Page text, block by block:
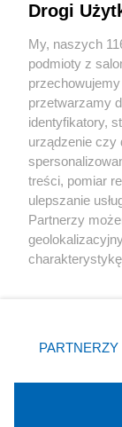
Sport
Kultura
X
Drogi
My, naszych
podmioty z
przetwarzamy
identyfikatory,
urządzenie czy
treści, pomiar
ulepszanie
Partnerzy
zmienić/
znajdujący się
rodzaje
użytkownika,
PARTNERZY